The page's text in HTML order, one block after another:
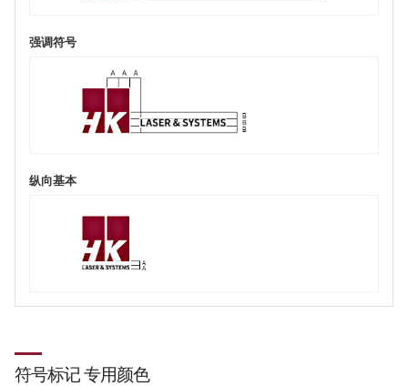
强调符号
纵向基本
符号标记专用颜色